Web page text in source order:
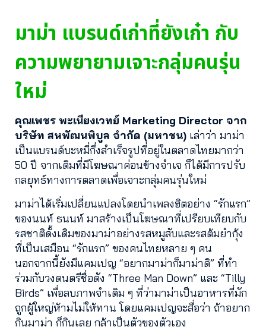
มาม่า แบรนด์เก่าที่ยังเก๋า กับ
ความพยายามเจาะกลุ่มคนรุ่น
ใหม่
คุณเพชร พะเนียงเวทย์ Marketing Director จาก
บริษัท สหพัฒนพิบูล จำกัด (มหาชน) เล่าว่า มาม่า
เป็นแบรนด์บะหมี่กึ่งสำเร็จรูปที่อยู่ในตลาดไทยมากว่า
50 ปี จากเดิมที่มีโฆษณาค่อนข้างจำเจ ก็ได้มีการปรับ
กลยุทธ์ทางการตลาดเพื่อเจาะกลุ่มคนรุ่นใหม่
มาม่าได้เริ่มเปลี่ยนแปลงโดยนำเพลงฮิตอย่าง “รักแรก”
ของนนท์ ธนนท์ มาสร้างเป็นโฆษณาที่เปรียบเทียบกับ
รสชาติดั้งเดิมของมาม่าอย่างรสหมูสับและรสต้มยำกุ้ง
ที่เป็นเสมือน “รักแรก” ของคนไทยหลาย ๆ คน
นอกจากนี้ยังมีแคมเปญ “อยากมาม่าก็มาม่าดิ” ที่ทำ
ร่วมกับวงดนตรีชื่อดัง “Three Man Down” และ “Tilly
Birds” เพื่อลบภาพจำเดิม ๆ ที่ว่ามาม่าเป็นอาหารที่มัก
ถูกผู้ใหญ่ห้ามไม่ให้ทาน โดยแคมเปญจะสื่อว่า ถ้าอยาก
กินมาม่า ก็กินเลย กล้าเป็นตัวของตัวเอง